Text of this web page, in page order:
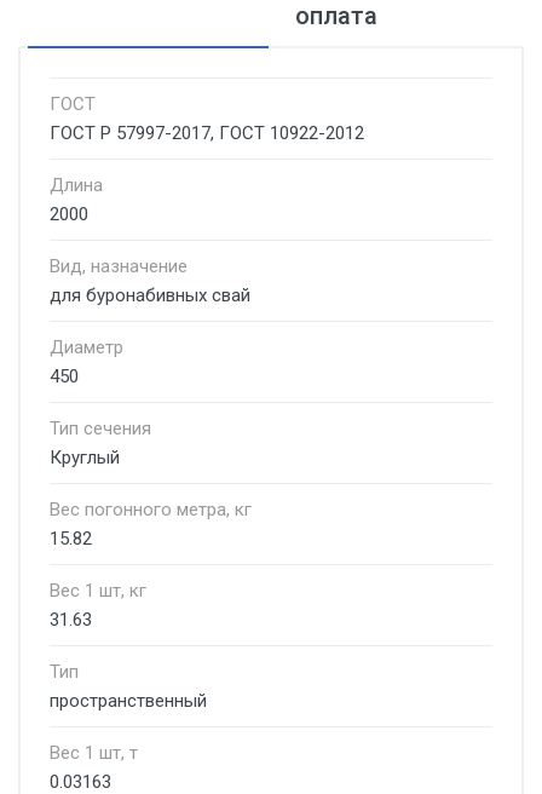
оплата
ГОСТ
ГОСТ Р 57997-2017, ГОСТ 10922-2012
Длина
2000
Вид, назначение
для буронабивных свай
Диаметр
450
Тип сечения
Круглый
Вес погонного метра, кг
15.82
Вес 1 шт, кг
31.63
Тип
пространственный
Вес 1 шт, т
0.03163